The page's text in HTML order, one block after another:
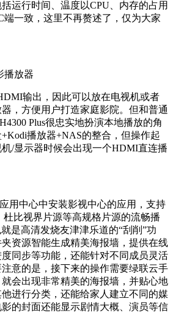
运行时间、温度以CPU、内存的占用
端一致，这里不再赘述了，仅为大家
播放器
输出，因此可以放在电视机或者
，方便用户打造家庭影院。但和普通
Plus很忠实地扮演本地播放的角
播放器+NAS的整合，但操作起
/显示器时候会出现一个HDMI直连播
用中心中安装影视中心的应用，支持
比视界片源等高规格片源的流畅播
是高清发烧友津津乐道的“刮削”功
资源智能生成精美海报墙，提供在线
同步等功能，还能针对不同成员灵活
意的是，接下来的操作需要绿联云手
会出现非常精美的海报墙，并贴心地
进行分类，还能给家人建立不同的媒
的封面还能显示剧情大概、演员等信